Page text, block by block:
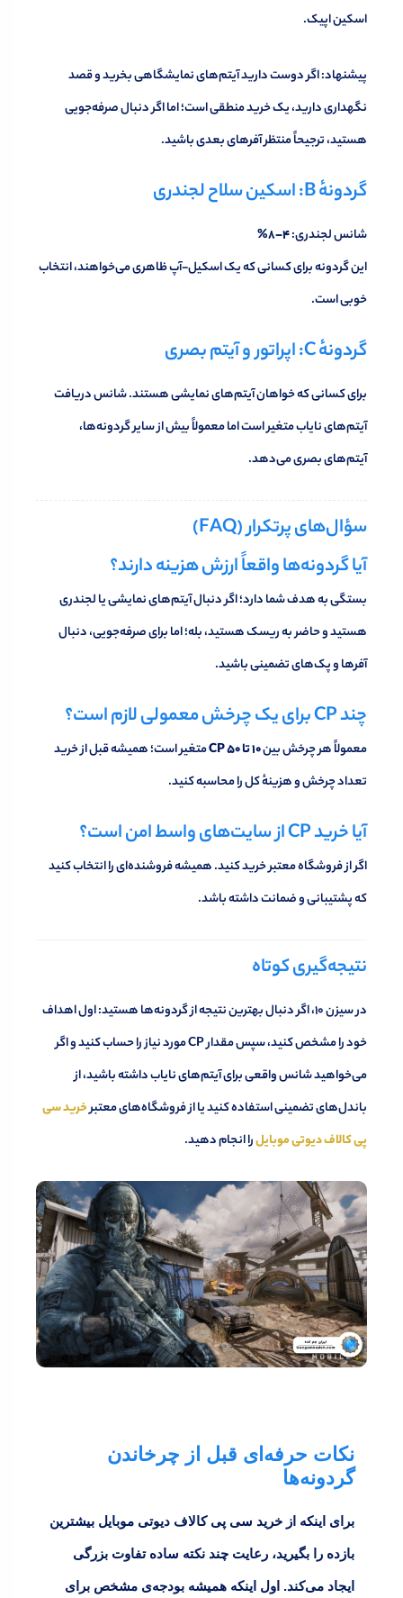
اسکین اپیک.
پیشنهاد: اگر دوست دارید آیتم‌های نمایشگاهی بخرید و قصد
نگهداری دارید، یک خرید منطقی است؛ اما اگر دنبال صرفه‌جویی
هستید، ترجیحاً منتظر آفرهای بعدی باشید.
گردونهٔ B: اسکین سلاح لجندری
شانس لجندری:4–8%
این گردونه برای کسانی که یک اسکیل-آپ ظاهری می‌خواهند، انتخاب
خوبی است.
گردونهٔ C: اپراتور و آیتم بصری
برای کسانی که خواهان آیتم‌های نمایشی هستند. شانس دریافت
آیتم‌های نایاب متغیر است اما معمولاً بیش از سایر گردونه‌ها،
آیتم‌های بصری می‌دهد.
سؤال‌های پرتکرار (FAQ)
آیا گردونه‌ها واقعاً ارزش هزینه دارند؟
بستگی به هدف شما دارد؛ اگر دنبال آیتم‌های نمایشی یا لجندری
هستید و حاضر به ریسک هستید، بله؛ اما برای صرفه‌جویی، دنبال
آفرها و پک‌های تضمینی باشید.
چند CP برای یک چرخش معمولی لازم است؟
معمولاً هر چرخش بین۱۰ تا ۵۰ CP
متغیر است؛ همیشه قبل از خرید
تعداد چرخش و هزینهٔ کل را محاسبه کنید.
آیا خرید CP از سایت‌های واسط امن است؟
اگر از فروشگاه معتبر خرید کنید. همیشه فروشنده‌ای را انتخاب کنید
که پشتیبانی و ضمانت داشته باشد.
نتیجه‌گیری کوتاه
در سیزن ۱۰، اگر دنبال بهترین نتیجه از گردونه‌ها هستید: اول اهداف
خود را مشخص کنید، سپس مقدار CP مورد نیاز را حساب کنید و اگر
می‌خواهید شانس واقعی برای آیتم‌های نایاب داشته باشید، از
باندل‌های تضمینی استفاده کنید یا از فروشگاه‌های معتبرخرید سی
پی کالاف دیوتی موبایلرا انجام دهید.
نکات حرفه‌ای قبل از چرخاندن
گردونه‌ها
برای اینکه از خرید سی پی کالاف دیوتی موبایل بیشترین
بازده را بگیرید، رعایت چند نکته ساده تفاوت بزرگی
ایجاد می‌کند. اول اینکه همیشه بودجه‌ی مشخص برای